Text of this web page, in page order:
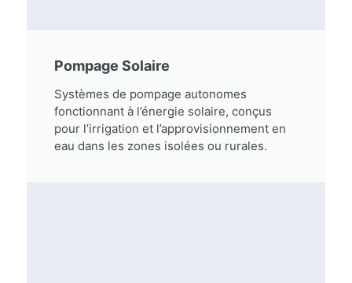
Pompage Solaire
Systèmes de pompage autonomes
fonctionnant à l’énergie solaire, conçus
pour l’irrigation et l’approvisionnement en
eau dans les zones isolées ou rurales.